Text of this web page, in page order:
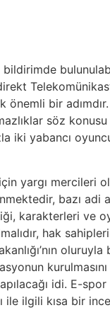
bildirimde
bir
söz
iki yabancı
yargı mercileri
bazı adi
karakterleri ve
hak
idi. E-
ile ilgili kısa bir